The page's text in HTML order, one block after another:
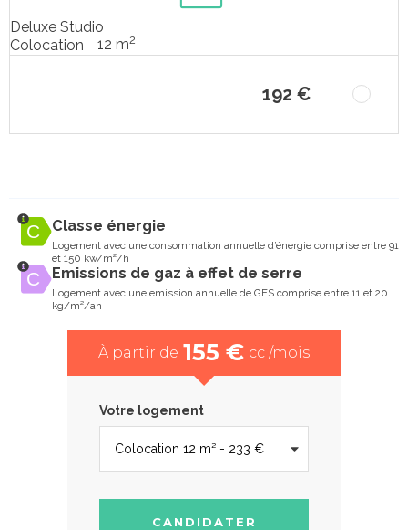
Deluxe Studio
Colocation
12 m2
192 €
Classe énergie
Logement avec une consommation annuelle d’énergie comprise entre 91
et 150 kw/m²/h
Emissions de gaz à effet de serre
Logement avec une emission annuelle de GES comprise entre 11 et 20
kg/m²/an
À partir de 155 € cc /mois
Votre logement
CANDIDATER